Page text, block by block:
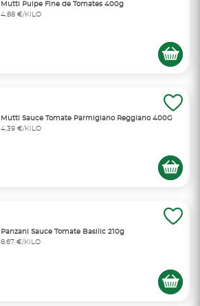
Mutti Pulpe Fine de Tomates 400g
4,88 €/KILO
Mutti Sauce Tomate Parmigiano Reggiano 400G
4,39 €/KILO
Panzani Sauce Tomate Basilic 210g
8,67 €/KILO